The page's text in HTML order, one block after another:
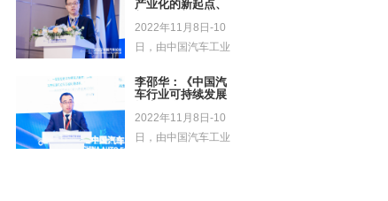
产业化的新起点、
2022年11月8日-10
日，由中国汽车工业
李邵华：《中国汽
车行业可持续发展
2022年11月8日-10
日，由中国汽车工业